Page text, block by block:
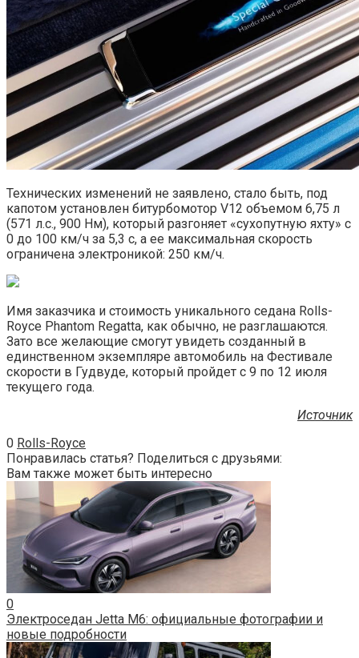
Технических изменений не заявлено, стало быть, под
капотом установлен битурбомотор V12 объемом 6,75 л
(571 л.с., 900 Нм), который разгоняет «сухопутную яхту» с
0 до 100 км/ч за 5,3 с, а ее максимальная скорость
ограничена электроникой: 250 км/ч.
Имя заказчика и стоимость уникального седана Rolls-
Royce Phantom Regatta, как обычно, не разглашаются.
Зато все желающие смогут увидеть созданный в
единственном экземпляре автомобиль на Фестивале
скорости в Гудвуде, который пройдет с 9 по 12 июля
текущего года.
Источник
0 Rolls-Royce
Понравилась статья? Поделиться с друзьями:
Вам также может быть интересно
0
Электроседан Jetta M6: официальные фотографии и
новые подробности